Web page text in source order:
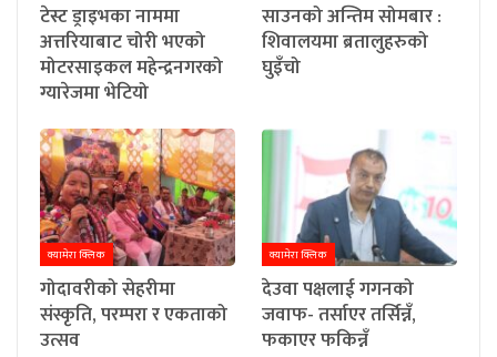
टेस्ट ड्राइभका नाममा
अत्तरियाबाट चोरी भएको
मोटरसाइकल महेन्द्रनगरको
ग्यारेजमा भेटियो
साउनको अन्तिम सोमबार :
शिवालयमा ब्रतालुहरुको
घुइँचो
क्यामेरा क्लिक
गोदावरीको सेहरीमा
संस्कृति, परम्परा र एकताको
उत्सव
क्यामेरा क्लिक
देउवा पक्षलाई गगनको
जवाफ- तर्साएर तर्सिन्नँ,
फकाएर फकिन्नँ